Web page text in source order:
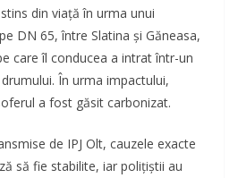
din viață în urma unui
DN 65, între Slatina și Găneasa,
care îl conducea a intrat într-un
În urma impactului,
a fost găsit carbonizat.
de IPJ Olt, cauzele exacte
să fie stabilite, iar polițiștii au